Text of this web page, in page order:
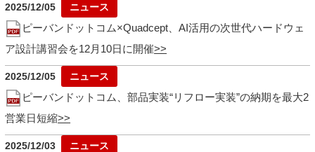
2025/12/05
ピーバンドットコム×Quadcept、AI活用の次世代ハードウェ
ア設計講習会を12月10日に開催
2025/12/05
ピーバンドットコム、部品実装“リフロー実装”の納期を最大2
営業日短縮
2025/12/03